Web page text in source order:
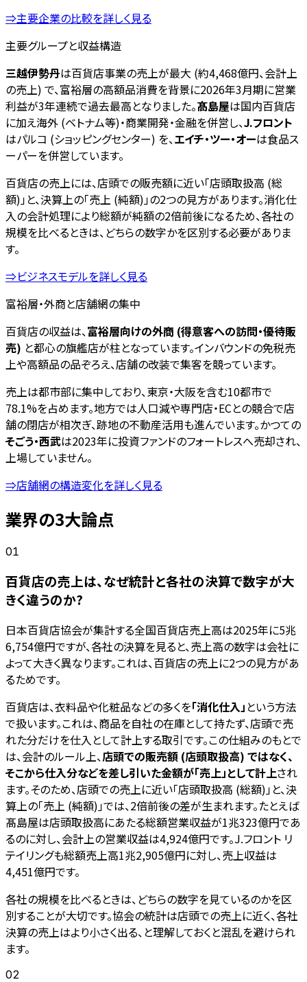
⇒主要企業の比較を詳しく見る
主要グループと収益構造
三越伊勢丹は百貨店事業の売上が最大 (約4,468億円、会計上
の売上) で、富裕層の高額品消費を背景に2026年3月期に営業
利益が3年連続で過去最高となりました。髙島屋は国内百貨店
に加え海外 (ベトナム等)・商業開発・金融を併営し、J.フロント
はパルコ (ショッピングセンター) を、エイチ・ツー・オーは食品ス
ーパーを併営しています。
百貨店の売上には、店頭での販売額に近い「店頭取扱高 (総
額)」と、決算上の「売上 (純額)」の2つの見方があります。消化仕
入の会計処理により総額が純額の2倍前後になるため、各社の
規模を比べるときは、どちらの数字かを区別する必要がありま
す。
⇒ビジネスモデルを詳しく見る
富裕層・外商と店舗網の集中
百貨店の収益は、富裕層向けの外商 (得意客への訪問・優待販
売) と都心の旗艦店が柱となっています。インバウンドの免税売
上や高額品の品ぞろえ、店舗の改装で集客を競っています。
売上は都市部に集中しており、東京・大阪を含む10都市で
78.1%を占めます。地方では人口減や専門店・ECとの競合で店
舗の閉店が相次ぎ、跡地の不動産活用も進んでいます。かつての
そごう・西武は2023年に投資ファンドのフォートレスへ売却され、
上場していません。
⇒店舗網の構造変化を詳しく見る
業界の3大論点
01
百貨店の売上は、なぜ統計と各社の決算で数字が大
きく違うのか?
日本百貨店協会が集計する全国百貨店売上高は2025年に5兆
6,754億円ですが、各社の決算を見ると、売上高の数字は会社に
よって大きく異なります。これは、百貨店の売上に2つの見方があ
るためです。
百貨店は、衣料品や化粧品などの多くを「消化仕入」 という方法
で扱います。これは、商品を自社の在庫として持たず、店頭で売
れた分だけを仕入として計上する取引です。この仕組みのもとで
は、会計のルール上、店頭での販売額 (店頭取扱高) ではなく、
そこから仕入分などを差し引いた金額が「売上」として計上され
ます。そのため、店頭での売上に近い「店頭取扱高 (総額)」と、決
算上の「売上 (純額)」では、2倍前後の差が生まれます。たとえば
髙島屋は店頭取扱高にあたる総額営業収益が1兆323億円であ
るのに対し、会計上の営業収益は4,924億円です。J.フロント リ
テイリングも総額売上高1兆2,905億円に対し、売上収益は
4,451億円です。
各社の規模を比べるときは、どちらの数字を見ているのかを区
別することが大切です。協会の統計は店頭での売上に近く、各社
決算の売上はより小さく出る、と理解しておくと混乱を避けられ
ます。
02